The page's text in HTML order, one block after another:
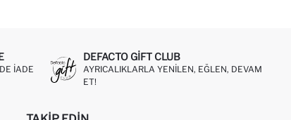
IADE
DEFACTO GIFT CLUB
AYRICALIKLARLA YENILEN, EĞLEN, DEVAM
ET!